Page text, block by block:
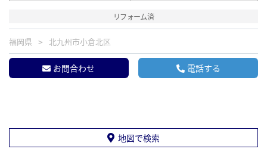
リフォーム済
福岡県 北九州市小倉北区
お問合わせ 電話する
地図で検索